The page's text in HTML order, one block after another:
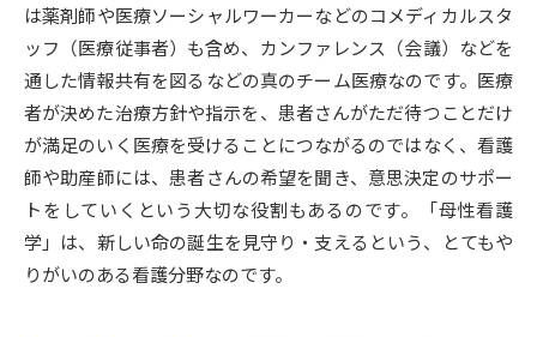
併願校選び 受験スケジュールを立てよう
先輩が入学を決めた理由 テレメール全国一斉進学調査
新生活お役立ちガイド
学問発見 学問検索
は薬剤師や医療ソーシャルワーカーなどのコメディカルスタ
ッフ（医療従事者）も含め、カンファレンス（会議）などを
通した情報共有を図るなどの真のチーム医療なのです。医療
者が決めた治療方針や指示を、患者さんがただ待つことだけ
が満足のいく医療を受けることにつながるのではなく、看護
師や助産師には、患者さんの希望を聞き、意思決定のサポー
トをしていくという大切な役割もあるのです。「母性看護
学」は、新しい命の誕生を見守り・支えるという、とてもや
りがいのある看護分野なのです。